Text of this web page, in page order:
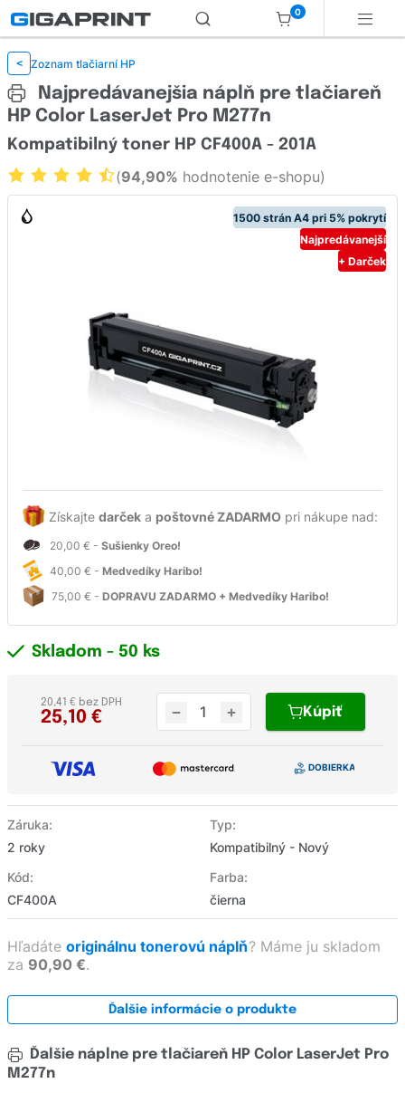
0
< Zoznam tlačiarní HP
Najpredávanejšia náplň pre tlačiareň
HP Color LaserJet Pro M277n
1500 strán A4 pri 5% pokrytí
Najpredávanejší
+ Darček
Získajte darček a poštovné ZADARMO pri nákupe nad:
20,00 € - Sušienky Oreo!
40,00 € - Medvedíky Haribo!
75,00 € - DOPRAVU ZADARMO + Medvedíky Haribo!
Kompatibilný toner HP CF400A - 201A
(94,90% hodnotenie e-shopu)
Záruka:
2 roky
Typ:
Kompatibilný - Nový
Kód:
CF400A
Farba:
čierna
Skladom - 50 ks
25,10 €
20,41 € bez DPH
Kúpiť
Hľadáte originálnu tonerovú náplň? Máme ju skladom
za 90,90 €.
Ďalšie informácie o produkte
Ďalšie náplne pre tlačiareň HP Color LaserJet Pro
M277n